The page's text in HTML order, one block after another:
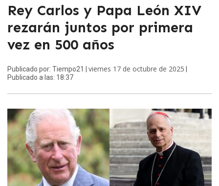
Rey Carlos y Papa León XIV
rezarán juntos por primera
vez en 500 años
Publicado por: Tiempo21 | viernes 17 de octubre de 2025
Publicado a las: 18:37